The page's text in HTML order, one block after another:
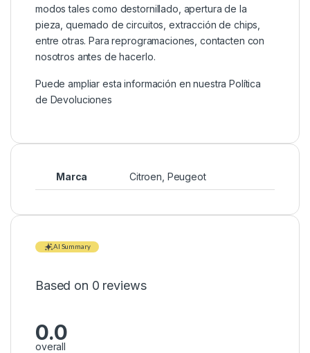
modos tales como destornillado, apertura de la
pieza, quemado de circuitos, extracción de chips,
entre otras. Para reprogramaciones, contacten con
nosotros antes de hacerlo.
Puede ampliar esta información en nuestraPolítica
de Devoluciones
Marca Citroen Peugeot
AI Summary
Based on 0 reviews
0.0
overall